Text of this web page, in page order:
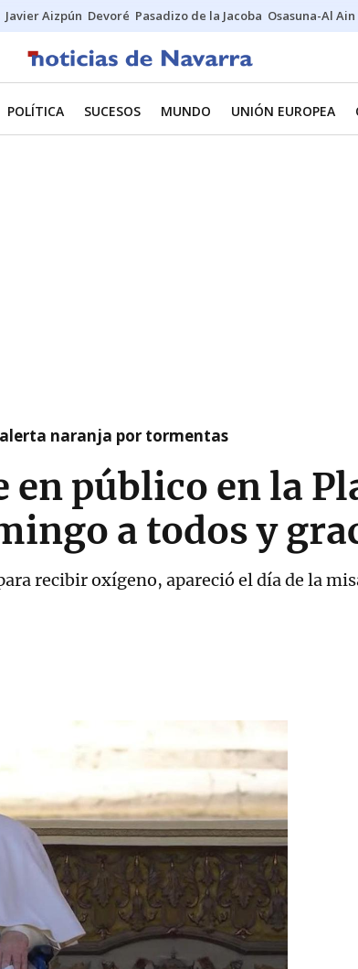
Javier Aizpún Devoré Pasadizo de la Jacoba Osasuna-Al Ain
POLÍTICA SUCESOS MUNDO UNIÓN EUROPEA
naranja por tormentas
en público en la
a todos y
recibir oxígeno, apareció el día de la